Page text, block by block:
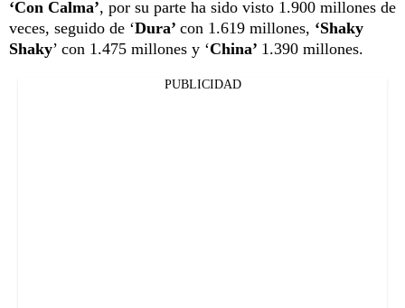
‘Con Calma’, por su parte ha sido visto 1.900 millones de
veces, seguido de ‘Dura’ con 1.619 millones, ‘Shaky
Shaky’ con 1.475 millones y ‘China’ 1.390 millones.
PUBLICIDAD